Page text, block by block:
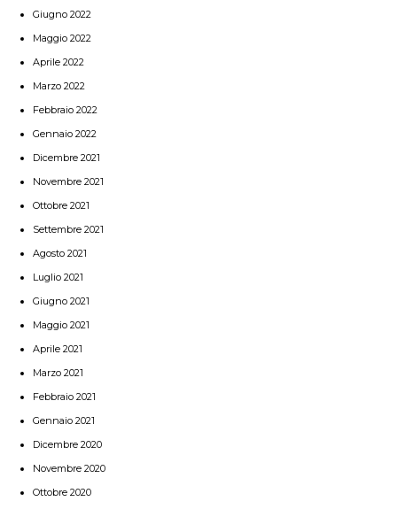
Giugno 2022
Maggio 2022
Aprile 2022
Marzo 2022
Febbraio 2022
Gennaio 2022
Dicembre 2021
Novembre 2021
Ottobre 2021
Settembre 2021
Agosto 2021
Luglio 2021
Giugno 2021
Maggio 2021
Aprile 2021
Marzo 2021
Febbraio 2021
Gennaio 2021
Dicembre 2020
Novembre 2020
Ottobre 2020